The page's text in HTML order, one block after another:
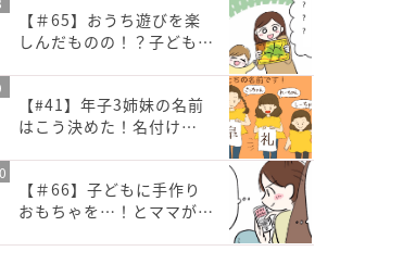
【＃65】おうち遊びを楽
しんだものの！？子ども…
【#41】年子3姉妹の名前
はこう決めた！名付け…
【＃66】子どもに手作り
おもちゃを…！とママが…